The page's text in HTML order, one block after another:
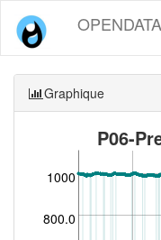
Graphique
P06-
800.0
1000